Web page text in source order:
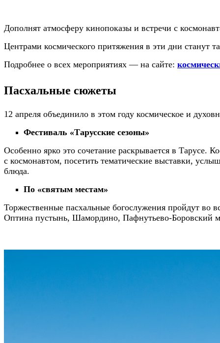
Дополнят атмосферу кинопоказы и встречи с
Центрами космического притяжения в эти дни станут
Подробнее о всех мероприятиях — на сайте:
Пасхальные сюжеты
12 апреля объединило в этом году космическое и
Фестиваль «Тарусские сезоны»
Особенно ярко это сочетание раскрывается в Тарусе.
с космонавтом, посетить тематические выставки,
блюда.
По «святым местам»
Торжественные пасхальные богослужения пройдут во
Оптина пустынь, Шамордино, Пафнутьево-Боровский